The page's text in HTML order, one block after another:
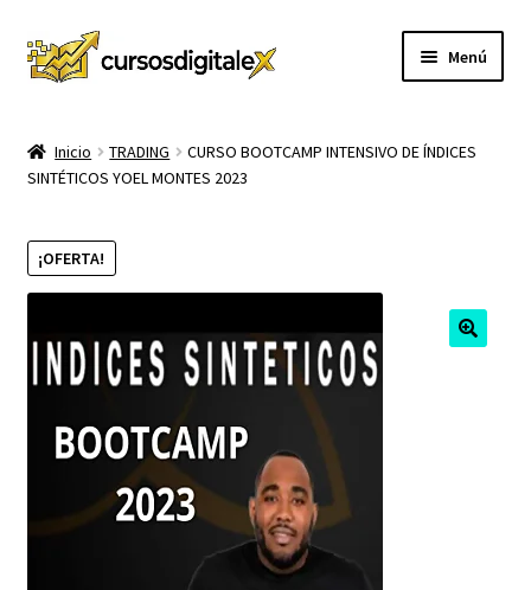
Ir
a
Ir
al
Menú
TIENDA
CURSOS
hijo
MI CUENTA
CARRITO
CONTACTO
Inicio TRADING
CURSO BOOTCAMP INTENSIVO DE ÍNDICES
SINTÉTICOS YOEL MONTES 2023
¡OFERTA!